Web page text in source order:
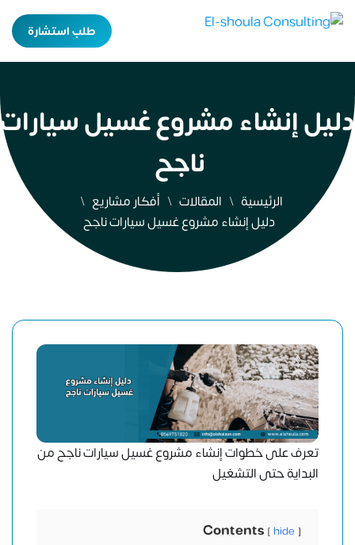
طلب استشارة
دليل إنشاء مشروع غسيل سيارات
ناجح
الرئيسية المقالات
أفكار مشاريع
دليل إنشاء مشروع غسيل سيارات ناجح
تعرف على خطوات إنشاء مشروع غسيل سيارات ناجح من
البداية حتى التشغيل
Contents hide